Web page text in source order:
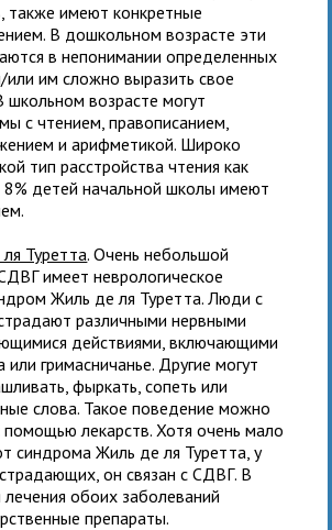
также имеют конкретные
В дошкольном возрасте эти
в непонимании определенных
или им сложно выразить свое
школьном возрасте могут
с чтением, правописанием,
и арифметикой. Широко
тип расстройства чтения как
8% детей начальной школы имеют
Туретта. Очень небольшой
имеет неврологическое
Жиль де ля Туретта. Люди с
различными нервными
действиями, включающими
или гримасничанье. Другие могут
фыркать, сопеть или
слова. Такое поведение можно
помощью лекарств. Хотя очень мало
синдрома Жиль де ля Туретта, у
он связан с СДВГ. В
лечения обоих заболеваний
препараты.